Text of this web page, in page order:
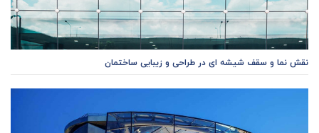
نقش نما و سقف شیشه ای در طراحی و زیبایی ساختمان